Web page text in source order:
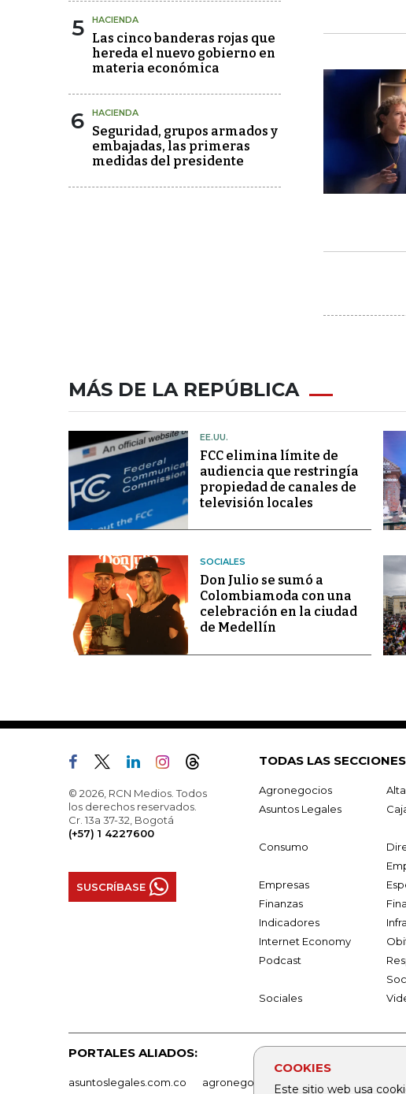
COOKIES
Este sitio web usa
5 HACIENDA
Las cinco banderas rojas que
hereda el nuevo gobierno en
materia económica
6 HACIENDA
Seguridad, grupos armados y
embajadas, las primeras
medidas del presidente
MÁS DE LA REPÚBLICA
EE.UU.
FCC elimina límite de
audiencia que restringía
propiedad de canales de
televisión locales
SOCIALES
Don Julio se sumó a
Colombiamoda con una
celebración en la ciudad
de Medellín
© 2026, RCN Medios. Todos
los derechos reservados.
Cr. 13a 37-32, Bogotá
(+57) 1 4227600
SUSCRÍBASE
TODAS LAS SECCIONES
Agronegocios
Asuntos Legales
Consumo
Empresas
Finanzas
Indicadores
Internet Economy
Podcast
Sociales
PORTALES ALIADOS:
asuntoslegales.com.co agronegocios.co